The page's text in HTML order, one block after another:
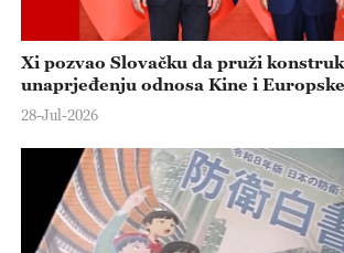
Xi pozvao Slovačku da pruži
unaprjeđenju odnosa Kine i
28-Jul-2026